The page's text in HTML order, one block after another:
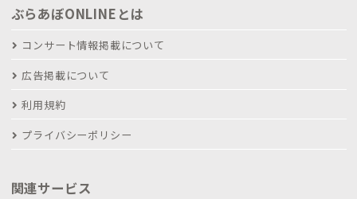
ぶらあぼONLINEとは
コンサート情報掲載について
広告掲載について
利用規約
プライバシーポリシー
関連サービス